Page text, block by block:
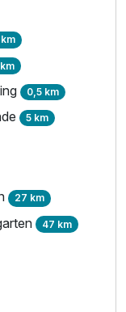
km
0,5 km
5 km
27 km
47 km